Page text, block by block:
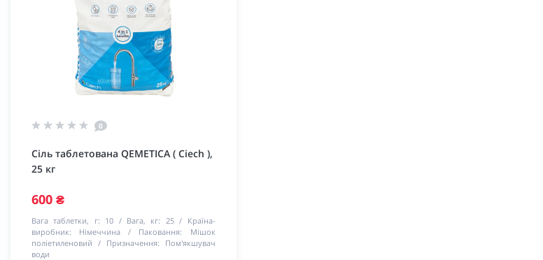
0
Сіль таблетована QEMETICA ( Ciech ),
25 кг
600 ₴
Вага таблетки, г: 10 Вага, кг: 25
Країна-
виробник:
Німеччина Паковання:
Мішок
поліетиленовий
Призначення:
Пом'якшувач
води